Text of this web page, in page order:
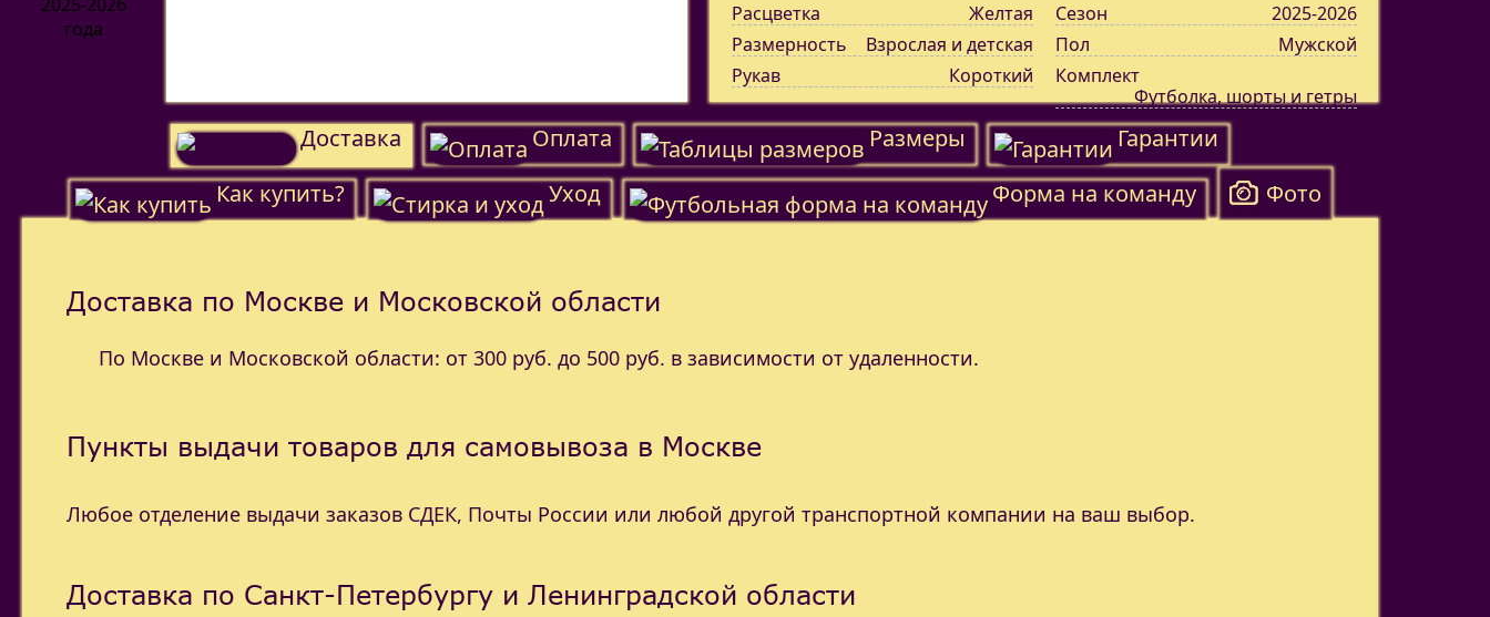
Расцветка
Желтая Сезон
2025-2026
Размерность
Взрослая и детская Пол
Мужской
Рукав
Короткий
Комплект
Футболка, шорты и гетры
Доставка Оплата Размеры
Гарантии
Как купить?
Уход Форма на команду Фото
Доставка по Москве и Московской области
По Москве и Московской области: от 300 руб. до 500 руб. в зависимости от удаленности.
Пункты выдачи товаров для самовывоза в Москве
Любое отделение выдачи заказов СДЕК, Почты России или любой другой транспортной компании на ваш выбор.
Доставка по Санкт-Петербургу и Ленинградской области